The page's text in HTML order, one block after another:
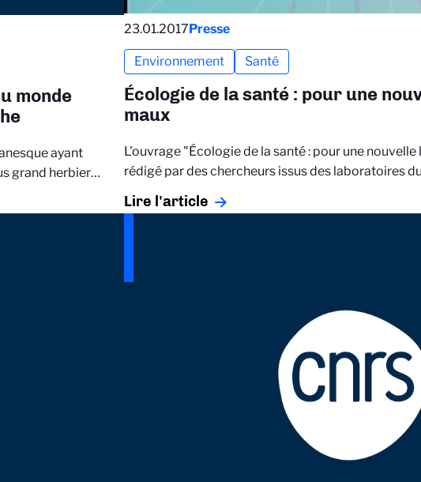
monde
ayant
grand herbier…
23.01.2017Presse
Environnement Santé
Écologie de la santé : pour une
maux
L'ouvrage "Écologie de la santé : pour une
rédigé par des chercheurs issus des laboratoires
Lire l'article